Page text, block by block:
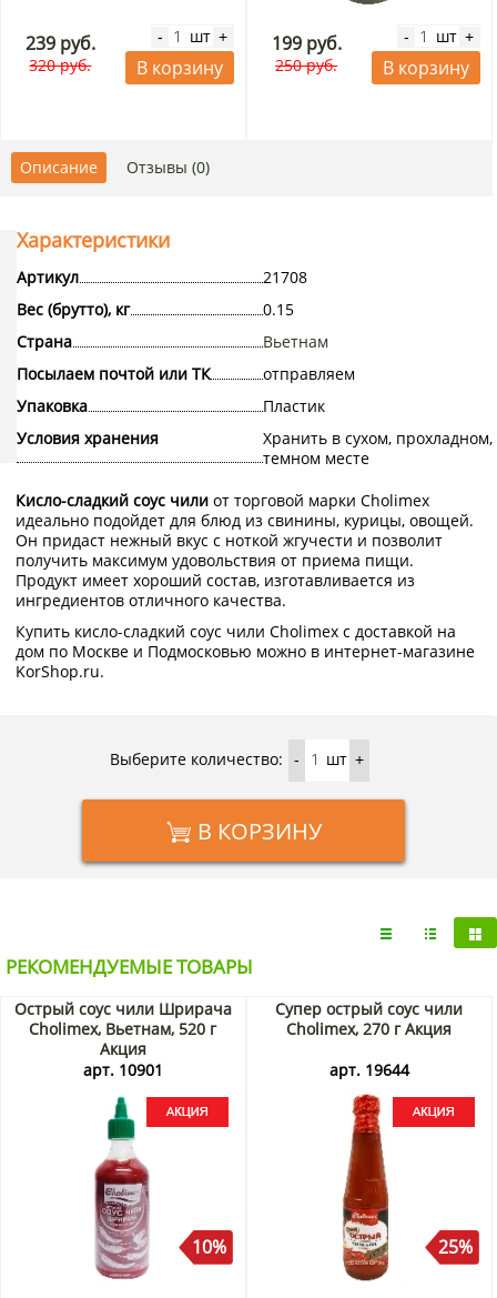
239 руб.
320 руб.
- шт +
В корзину
199 руб.
250 руб.
- шт +
В корзину
Описание Отзывы (0)
Характеристики
Артикул
21708
Вес (брутто), кг
0.15
Страна
Вьетнам
Посылаем почтой или ТК
отправляем
Упаковка
Пластик
Условия хранения
Хранить в сухом, прохладном,
темном месте
Кисло-сладкий соус чили от торговой марки Cholimex
идеально подойдет для блюд из свинины, курицы, овощей.
Он придаст нежный вкус с ноткой жгучести и позволит
получить максимум удовольствия от приема пищи.
Продукт имеет хороший состав, изготавливается из
ингредиентов отличного качества.
Купить кисло-сладкий соус чили Cholimex с доставкой на
дом по Москве и Подмосковью можно в интернет-магазине
KorShop.ru.
Выберите количество: - шт +
В КОРЗИНУ
РЕКОМЕНДУЕМЫЕ ТОВАРЫ
Острый соус чили Шрирача
Cholimex, Вьетнам, 520 г
Акция
арт. 10901
10%
Супер острый соус чили
Cholimex, 270 г Акция
арт. 19644
25%